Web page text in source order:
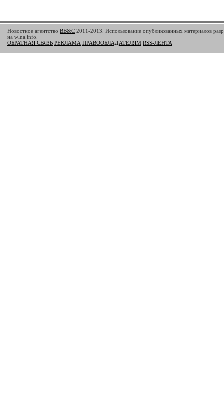
Новостное агентство BB&C 2011-2013. Использование опубликованных материалов
на wlna.info.
ОБРАТНАЯ СВЯЗЬ РЕКЛАМА ПРАВООБЛАДАТЕЛЯМ RSS-ЛЕНТА